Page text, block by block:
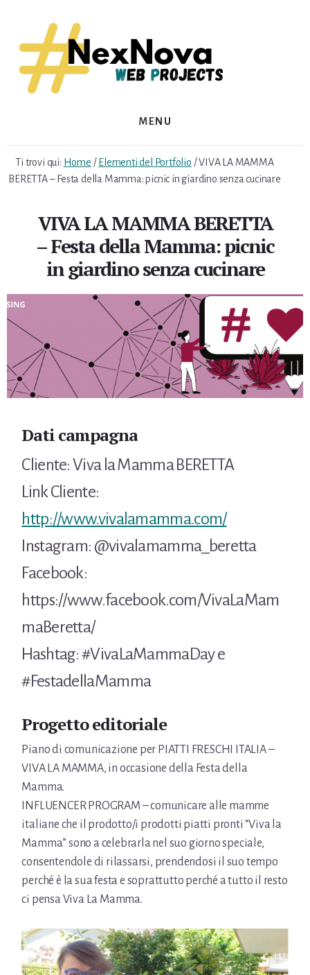
content
footer
MENU
Ti trovi qui: Home / Elementi del Portfolio /VIVA LA MAMMA
BERETTA – Festa della Mamma: picnic in giardino senza cucinare
VIVA LA MAMMA BERETTA
– Festa della Mamma: picnic
in giardino senza cucinare
Dati campagna
Cliente: Viva la Mamma BERETTA
Link Cliente:
http://www.vivalamamma.com/
Instagram: @vivalamamma_beretta
Facebook:
https://www.facebook.com/VivaLaMam
maBeretta/
Hashtag: #VivaLaMammaDay e
#FestadellaMamma
Progetto editoriale
Piano di comunicazione per PIATTI FRESCHI ITALIA –
VIVA LA MAMMA, in occasione della Festa della
Mamma.
INFLUENCER PROGRAM – comunicare alle mamme
italiane che il prodotto/i prodotti piatti pronti “Viva la
Mamma” sono a celebrarla nel suo giorno speciale,
consentendole di rilassarsi, prendendosi il suo tempo
perché è la sua festa e soprattutto perché a tutto il resto
ci pensa Viva La Mamma.